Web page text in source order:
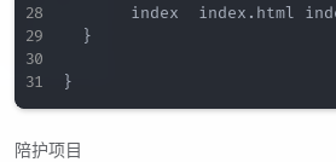
陪护项目